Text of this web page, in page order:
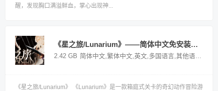
醒，发现胸口满溢鲜血，掌心出现神...
《星之旅/Lunarium》——简体中文免安装解压即玩版
2.42 GB 简体中文,繁体中文,英文,多国语言,其他语言
《星之旅/Lunarium》 《Lunarium》是一款箱庭式关卡的奇幻动作冒险游